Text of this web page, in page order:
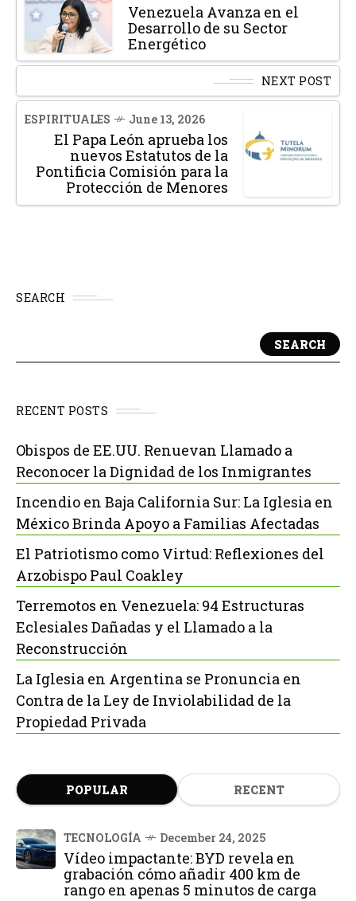
Venezuela Avanza en el
Desarrollo de su Sector
Energético
NEXT POST
ESPIRITUALES June 13, 2026
El Papa León aprueba los
nuevos Estatutos de la
Pontificia Comisión para la
Protección de Menores
SEARCH
SEARCH
RECENT POSTS
Obispos de EE.UU. Renuevan Llamado a
Reconocer la Dignidad de los Inmigrantes
Incendio en Baja California Sur: La Iglesia en
México Brinda Apoyo a Familias Afectadas
El Patriotismo como Virtud: Reflexiones del
Arzobispo Paul Coakley
Terremotos en Venezuela: 94 Estructuras
Eclesiales Dañadas y el Llamado a la
Reconstrucción
La Iglesia en Argentina se Pronuncia en
Contra de la Ley de Inviolabilidad de la
Propiedad Privada
POPULAR RECENT
TECNOLOGÍA December 24, 2025
Vídeo impactante: BYD revela en
grabación cómo añadir 400 km de
rango en apenas 5 minutos de carga